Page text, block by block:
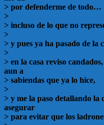
> por defenderme de todo…
>
> incluso de lo que no
>
> y pues ya ha pasado de
>
> en la casa reviso
aun a
> sabiendas que ya lo hice,
>
> y me la paso detallando la
asegurar
> para evitar que los